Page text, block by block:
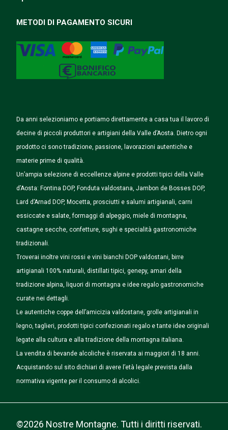
METODI DI PAGAMENTO SICURI
Da anni selezioniamo e portiamo direttamente a casa tua il lavoro di
decine di piccoli produttori e artigiani della Valle d’Aosta. Dietro ogni
prodotto ci sono tradizione, passione, lavorazioni autentiche e
materie prime di qualità.
Un’ampia selezione di eccellenze alpine e prodotti tipici della Valle
d’Aosta: Fontina DOP, Fonduta valdostana, Jambon de Bosses DOP,
Lard d’Arnad DOP, Mocetta, prosciutti e salumi artigianali, carni
essiccate e salate, formaggi di alpeggio, miele di montagna,
castagne secche, confetture, sughi e specialità gastronomiche
tradizionali.
Troverai inoltre vini rossi e vini bianchi DOP valdostani, birre
artigianali 100% naturali, distillati tipici, genepy, amari della
tradizione alpina, liquori di montagna e idee regalo gastronomiche
curate nei dettagli.
Le autentiche coppe dell’amicizia valdostane, grolle artigianali in
legno, taglieri, prodotti tipici confezionati regalo e tante idee originali
legate alla cultura e alla tradizione della montagna italiana.
La vendita di bevande alcoliche è riservata ai maggiori di 18 anni.
Acquistando sul sito dichiari di avere l’età legale prevista dalla
normativa vigente per il consumo di alcolici.
©2026 Nostre Montagne. Tutti i diritti riservati.